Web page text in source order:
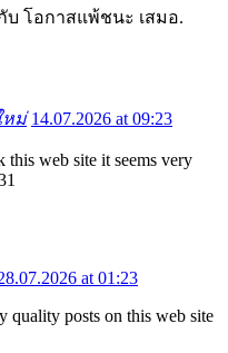
บ โอกาสแพ้ชนะ เสมอ.
หม่ 14.07.2026 at 09:23
this web site it seems very
at 01:23
quality posts on this web site